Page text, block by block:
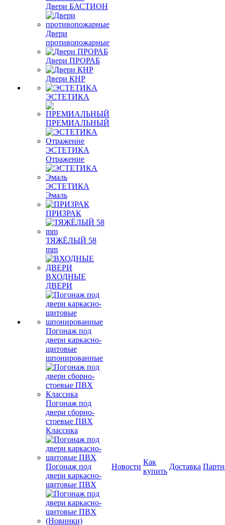
Двери БАСТИОН
Двери
противопожарные
Двери ПРОРАБ
Двери КНР
ЭСТЕТИКА
ПРЕМИАЛЬНЫЙ
ЭСТЕТИКА
Отражение
ЭСТЕТИКА
Эмаль
ПРИЗРАК
ТЯЖЁЛЫЙ 58
mm
ВХОДНЫЕ
ДВЕРИ
Погонаж под
двери каркасно-
щитовые
шпонированные
Погонаж под
двери сборно-
стоевые ПВХ
Классика
Погонаж под
двери каркасно-
щитовые ПВХ
Новости
Как
купить
Доставка